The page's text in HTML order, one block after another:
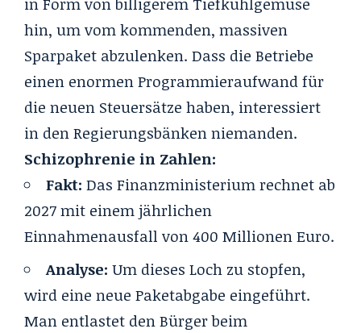
in Formvon billigerem Tiefkühlgemüse
hin, um vom kommenden, massiven
Sparpaket abzulenken. Dass die Betriebe
einen enormen Programmieraufwand für
die neuen Steuersätze haben, interessiert
in den Regierungsbänken niemanden.
Schizophrenie in Zahlen:
Fakt: Das Finanzministerium rechnet ab
2027 mit einem jährlichen
Einnahmenausfall von 400 Millionen Euro.
Analyse: Um dieses Loch zu stopfen,
wird eine neue Paketabgabe eingeführt.
Man entlastet den Bürger beim